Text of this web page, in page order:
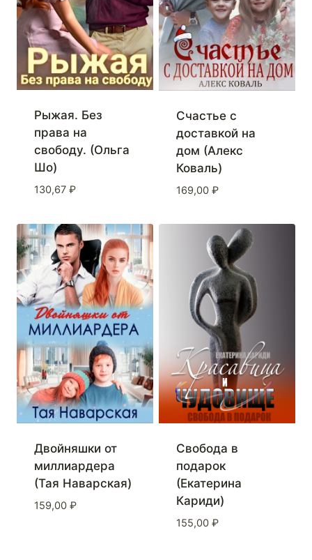
Рыжая. Без
права на
свободу. (Ольга
Шо)
130,67 ₽
Счастье с
доставкой на
дом (Алекс
Коваль)
169,00 ₽
Двойняшки от
миллиардера
(Тая Наварская)
159,00 ₽
Свобода в
подарок
(Екатерина
Кариди)
155,00 ₽